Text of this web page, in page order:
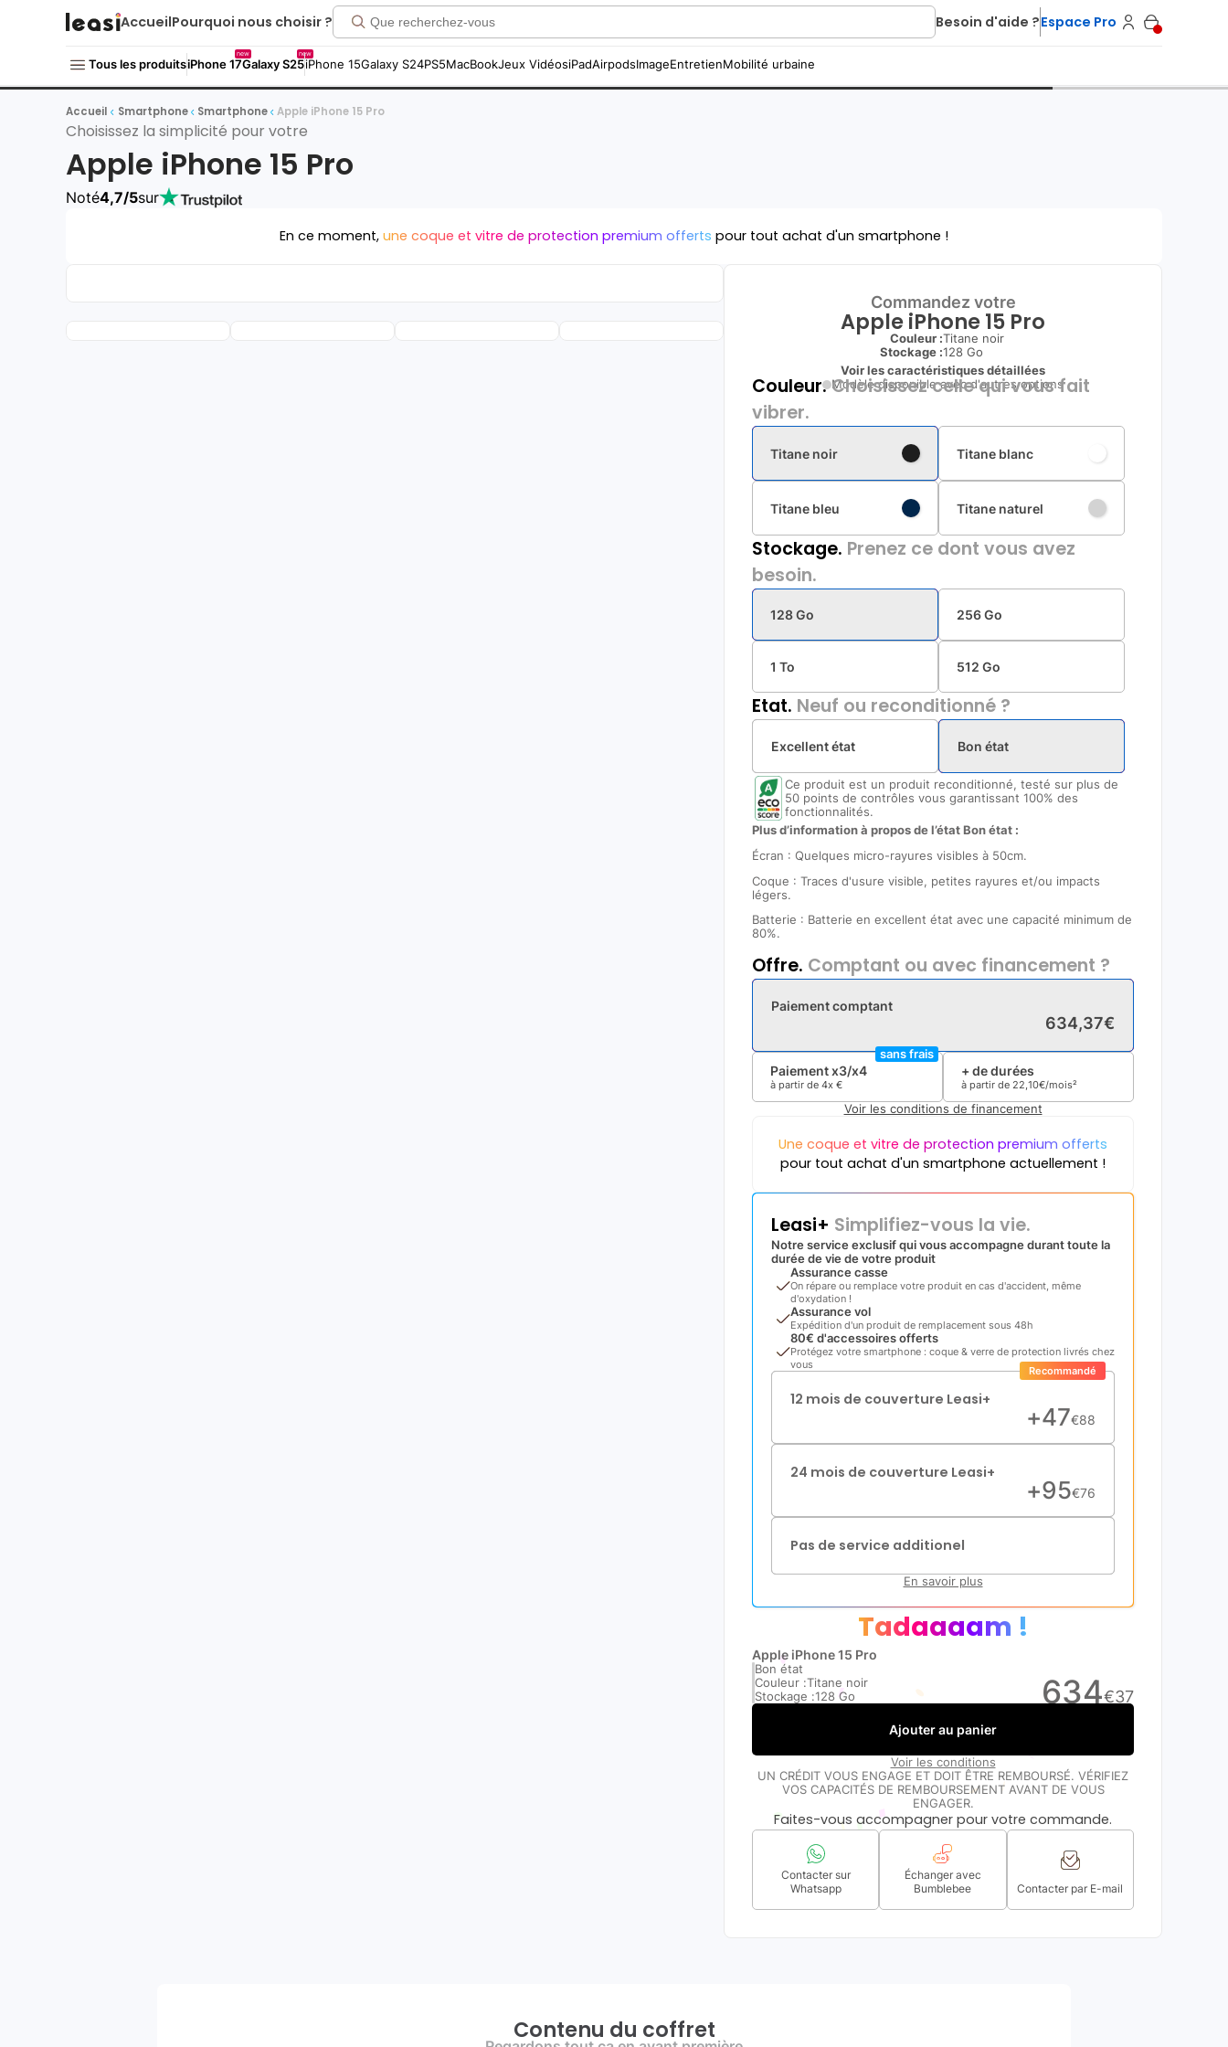
AccueilPourquoi nous choisir ? Besoin d'aide ?Espace Pro
Tous les produitsiPhone 17
new
Galaxy S25
new
iPhone 15Galaxy S24PS5MacBookJeux VidéosiPadAirpodsImageEntretienMobilité urbaine
Accueil Smartphone Smartphone Apple iPhone 15 Pro
Choisissez la simplicité pour votre
Apple iPhone 15 Pro
Noté4,7/5sur
En ce moment, une coque et vitre de protection premium offerts pour tout achat d'un smartphone !
Commandez votre
Apple iPhone 15 Pro
Couleur :Titane noir
Stockage :128 Go
Voir les caractéristiques détaillées
Modèle disponible avec d'autres options
Couleur.Choisissez celle qui vous fait
vibrer.
Titane noir Titane blanc
Titane bleu Titane naturel
Stockage. Prenez ce dont vous avez
besoin.
128 Go 256 Go
1 To 512 Go
Etat. Neuf ou reconditionné ?
Excellent état Bon état
Ce produit est un produit reconditionné, testé sur plus de
50 points de contrôles vous garantissant 100% des
fonctionnalités.
Plus d’information à propos de l’état Bon état :
Écran : Quelques micro-rayures visibles à 50cm.
Coque : Traces d'usure visible, petites rayures et/ou impacts
légers.
Batterie : Batterie en excellent état avec une capacité minimum de
80%.
Offre. Comptant ou avec financement ?
Paiement comptant
634,37€
Paiement x3/x4
à partir de 4x €
sans frais
+ de durées
à partir de 22,10€/mois²
Voir les conditions de financement
Une coque et vitre de protection premium offerts
pour tout achat d'un smartphone actuellement !
Leasi+ Simplifiez-vous la vie.
Notre service exclusif qui vous accompagne durant toute la
durée de vie de votre produit
Assurance casse
On répare ou remplace votre produit en cas d'accident, même
d'oxydation !
Assurance vol
Expédition d'un produit de remplacement sous 48h
80€ d'accessoires offerts
Protégez votre smartphone : coque & verre de protection livrés chez
vous
12 mois de couverture Leasi+
+47€88
Recommandé
24 mois de couverture Leasi+
+95€76
Pas de service additionel
En savoir plus
Tadaaaam !
Apple iPhone 15 Pro
Bon état
Couleur :Titane noir
Stockage :128 Go 634€37
Ajouter au panier
Voir les conditions
UN CRÉDIT VOUS ENGAGE ET DOIT ÊTRE REMBOURSÉ. VÉRIFIEZ
VOS CAPACITÉS DE REMBOURSEMENT AVANT DE VOUS
ENGAGER.
Faites-vous accompagner pour votre commande.
Contacter sur
Whatsapp
Échanger avec
Bumblebee
Contacter par E-mail
Contenu du coffret